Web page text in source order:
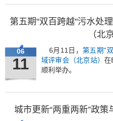
第五期"双百跨越"污水处
（北
06
11
6月11日， 第五期"
域评审会（北京站） 在
顺利举办。
城市更新“两重两新”政